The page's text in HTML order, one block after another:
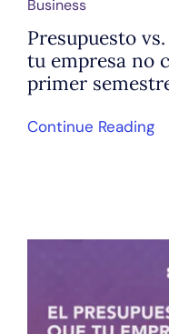
Business
Presupuesto
tu empresa no
primer
Continue Reading